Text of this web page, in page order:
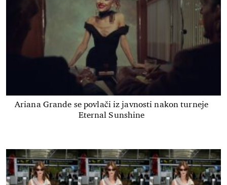
Ariana Grande se povlači iz javnosti nakon turneje
Eternal Sunshine